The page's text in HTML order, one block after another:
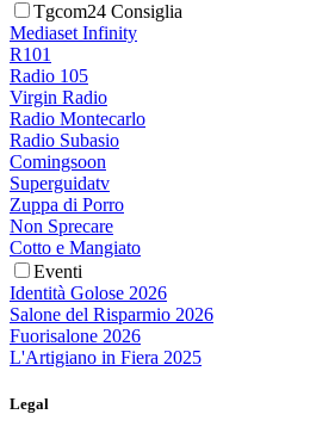
Tgcom24 Consiglia
Mediaset Infinity
R101
Radio 105
Virgin Radio
Radio Montecarlo
Radio Subasio
Comingsoon
Superguidatv
Zuppa di Porro
Non Sprecare
Cotto e Mangiato
Eventi
Identità Golose 2026
Salone del Risparmio 2026
Fuorisalone 2026
L'Artigiano in Fiera 2025
Legal